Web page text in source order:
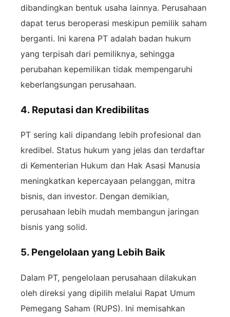
dibandingkan bentuk usaha lainnya. Perusahaan
dapat terus beroperasi meskipun pemilik saham
berganti. Ini karena PT adalah badan hukum
yang terpisah dari pemiliknya, sehingga
perubahan kepemilikan tidak mempengaruhi
keberlangsungan perusahaan.
4. Reputasi dan Kredibilitas
PT sering kali dipandang lebih profesional dan
kredibel. Status hukum yang jelas dan terdaftar
di Kementerian Hukum dan Hak Asasi Manusia
meningkatkan kepercayaan pelanggan, mitra
bisnis, dan investor. Dengan demikian,
perusahaan lebih mudah membangun jaringan
bisnis yang solid.
5. Pengelolaan yang Lebih Baik
Dalam PT, pengelolaan perusahaan dilakukan
oleh direksi yang dipilih melalui Rapat Umum
Pemegang Saham (RUPS). Ini memisahkan